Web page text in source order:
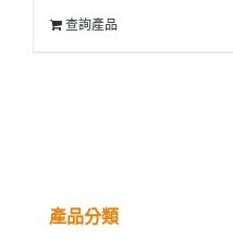
查詢產品
產品分類